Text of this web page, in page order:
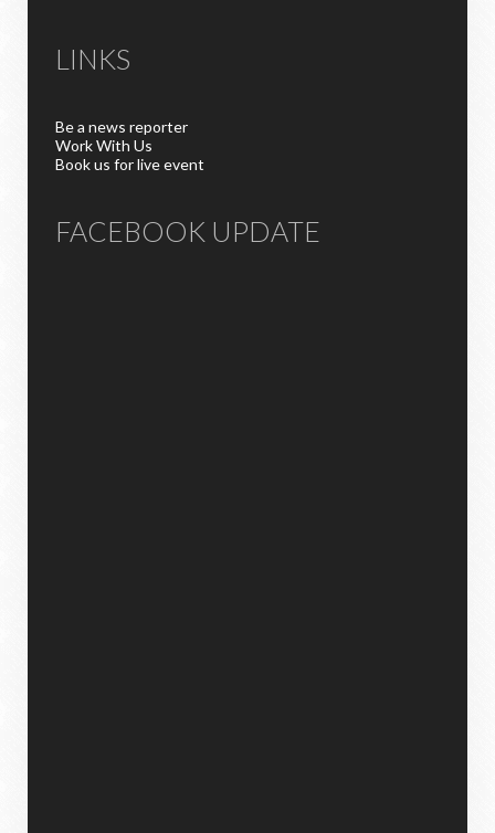
LINKS
Be a news reporter
Work With Us
Book us for live event
FACEBOOK UPDATE